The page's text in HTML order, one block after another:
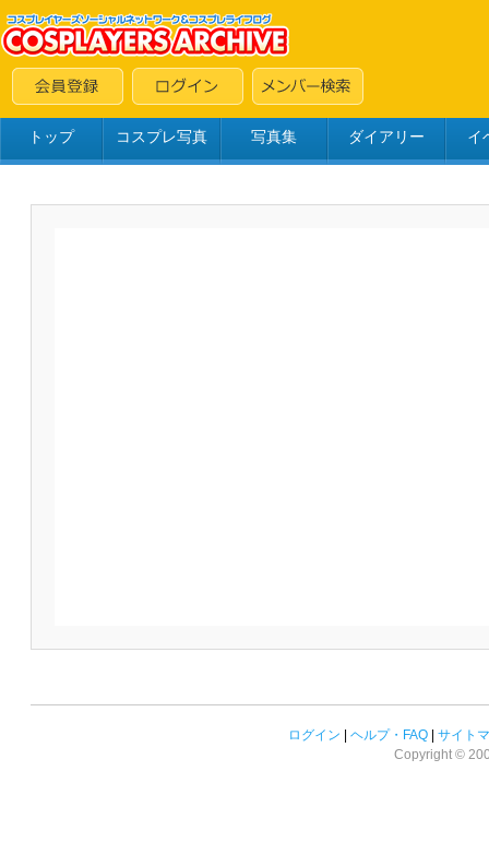
トップ コスプレ写真 写真集 ダイアリー イ
ログイン ヘルプ・FAQ
サイト
Copyright ©